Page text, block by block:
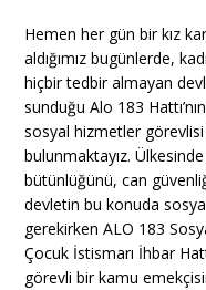
Hemen her gün bir kız
aldığımız bugünlerde,
hiçbir tedbir almayan
sunduğu Alo 183
sosyal hizmetler
bulunmaktayız.
bütünlüğünü, can
devletin bu konuda
gerekirken ALO 183
Çocuk İstismarı İhbar
görevli bir kamu